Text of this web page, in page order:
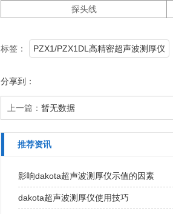
探头线
标签： PZX1/PZX1DL高精密超声波测厚仪
分享到：
上一篇： 暂无数据
推荐资讯
影响dakota超声波测厚仪示值的因素
dakota超声波测厚仪使用技巧